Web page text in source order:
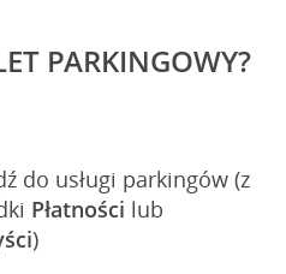
PARKINGOWY?
do usługi parkingów (z
Płatności lub
)